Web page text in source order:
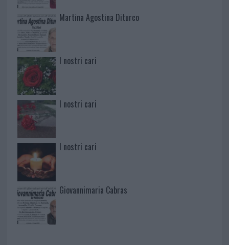
Martina Agostina Diturco
I nostri cari
I nostri cari
I nostri cari
Giovannimaria Cabras